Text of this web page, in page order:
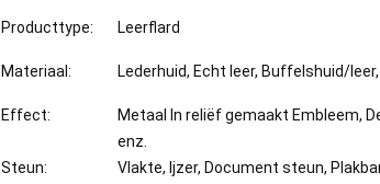
Producttype: Leerflard
Materiaal: Lederhuid, Echt leer, Buffelshuid/
Effect:
Metaal In reliëf gemaakt Embleem,
enz.
Steun:
Vlakte, Ijzer, Document steun,